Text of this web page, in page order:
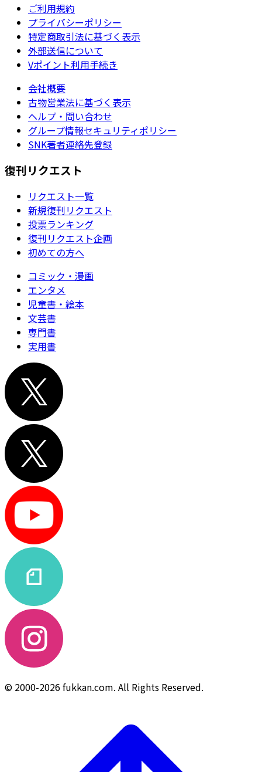
ご利用規約
プライバシーポリシー
特定商取引法に基づく表示
外部送信について
Vポイント利用手続き
会社概要
古物営業法に基づく表示
ヘルプ・問い合わせ
グループ情報セキュリティポリシー
SNK著者連絡先登録
復刊リクエスト
リクエスト一覧
新規復刊リクエスト
投票ランキング
復刊リクエスト企画
初めての方へ
コミック・漫画
エンタメ
児童書・絵本
文芸書
専門書
実用書
© 2000-2026 fukkan.com. All Rights Reserved.